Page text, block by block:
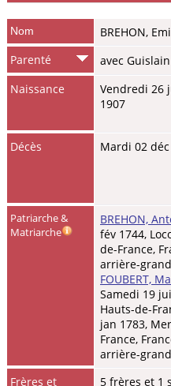
Nom BREHON,
Parenté
avec
Naissance
Vendredi 26
1907
Décès
Mardi 02
Patriarche &
Matriarche
BREHON,
fév 1744,
de-France,
arrière-
FOUBERT,
Samedi 19
Hauts-de-
jan 1783,
France,
arrière-
Frères et
5 frères et 1